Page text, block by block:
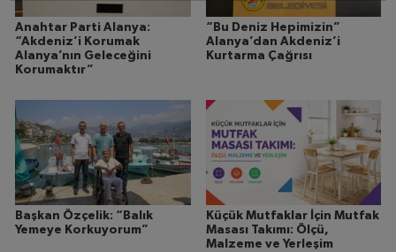
Anahtar Parti Alanya:
“Akdeniz’i Korumak
Alanya’nın Geleceğini
Korumaktır”
“Bu Deniz Hepimizin”
Alanya’dan Akdeniz’i
Kurtarma Çağrısı
Başkan Özçelik: “Balık
Yemeye Korkuyorum”
Küçük Mutfaklar İçin Mutfak
Masası Takımı: Ölçü,
Malzeme ve Yerleşim